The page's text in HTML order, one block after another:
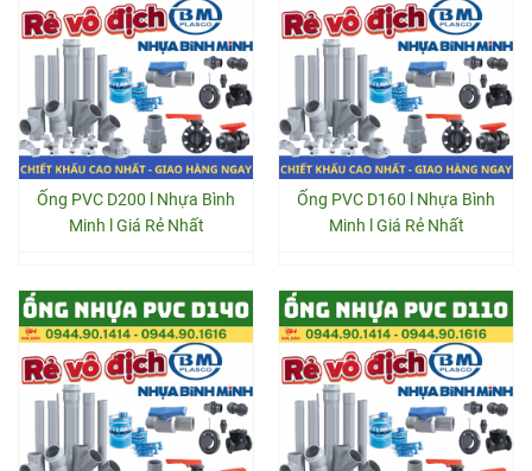
Ống PVC D200 l Nhựa Bình
Minh l Giá Rẻ Nhất
Ống PVC D160 l Nhựa Bình
Minh l Giá Rẻ Nhất